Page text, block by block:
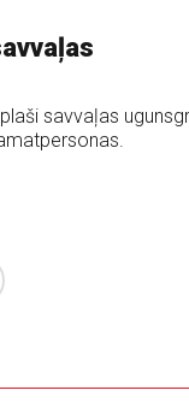
savvaļas
Nākošā